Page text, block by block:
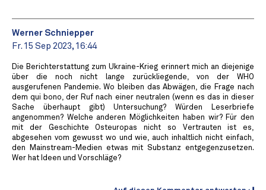
Werner Schniepper
Fr. 15 Sep 2023, 16:44
Die Berichterstattung zum Ukraine-Krieg erinnert mich an diejenige
über die noch nicht lange zurückliegende, von der WHO
ausgerufenen Pandemie. Wo bleiben das Abwägen, die Frage nach
dem qui bono, der Ruf nach einer neutralen (wenn es das in dieser
Sache überhaupt gibt) Untersuchung? Würden Leserbriefe
angenommen? Welche anderen Möglichkeiten haben wir? Für den
mit der Geschichte Osteuropas nicht so Vertrauten ist es,
abgesehen vom gewusst wo und wie, auch inhaltlich nicht einfach,
den Mainstream-Medien etwas mit Substanz entgegenzusetzen.
Wer hat Ideen und Vorschläge?